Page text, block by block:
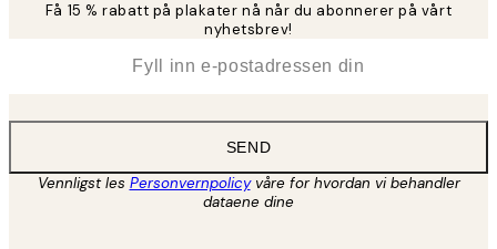
Få 15 % rabatt på plakater nå når du abonnerer på vårt
nyhetsbrev!
SEND
Vennligst les Personvernpolicyvåre for hvordan vi behandler
dataene dine